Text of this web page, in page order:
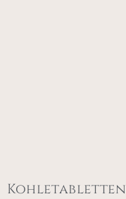
Kohletabletten